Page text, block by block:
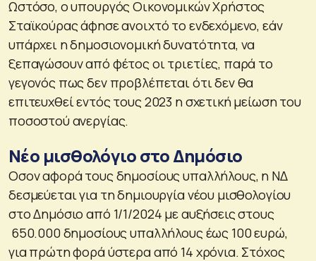
Ωστόσο, ο υπουργός Οικονομικών Χρήστος
Σταϊκούρας άφησε ανοιχτό το ενδεχόμενο, εάν
υπάρχει η δημοσιονομική δυνατότητα, να
ξεπαγώσουν από φέτος οι τριετίες, παρά το
γεγονός πως δεν προβλέπεται ότι δεν θα
επιτευχθεί εντός τους 2023 η σχετική μείωση του
ποσοστού ανεργίας.
Νέο μισθολόγιο στο Δημόσιο
Οσον αφορά τους δημοσίους υπαλλήλους, η ΝΔ
δεσμεύεται για τη δημιουργία νέου μισθολογίου
στο Δημόσιο από 1/1/2024 με αυξήσεις στους
650.000 δημοσίους υπαλλήλους έως 100 ευρώ,
για πρώτη φορά ύστερα από 14 χρόνια. Στόχος